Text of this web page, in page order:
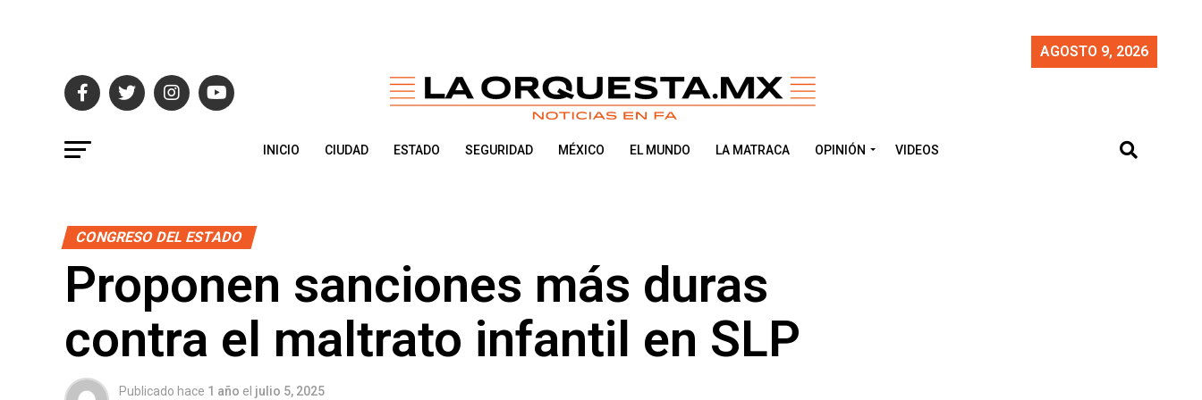
AGOSTO 9, 2026
INICIO CIUDAD ESTADO SEGURIDAD MÉXICO EL MUNDO LA MATRACA OPINIÓN VIDEOS
CONGRESO DEL ESTADO
Proponen sanciones más duras
contra el maltrato infantil en SLP
Publicado hace 1 año el julio 5, 2025